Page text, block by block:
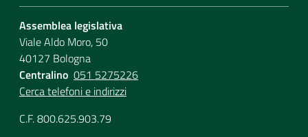
Assemblea legislativa
Viale Aldo Moro, 50
40127 Bologna
Centralino 051 5275226
Cerca telefoni e indirizzi
C.F. 800.625.903.79